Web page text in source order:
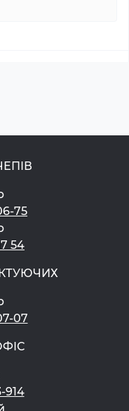
75
54
07
914